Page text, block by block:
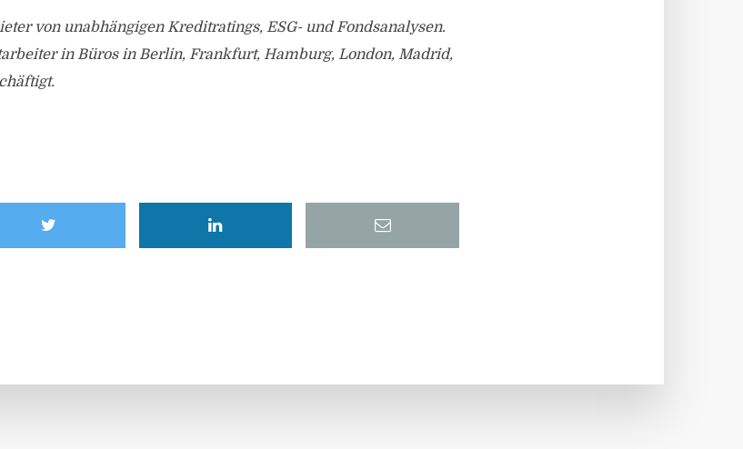
von unabhängigen Kreditratings, ESG- und Fondsanalysen.
in Büros in Berlin, Frankfurt, Hamburg, London, Madrid,